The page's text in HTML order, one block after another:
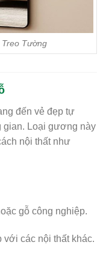
Tường
đến vẻ đẹp tự
gian. Loại gương này
nội thất như
gỗ công nghiệp.
với các nội thất khác.